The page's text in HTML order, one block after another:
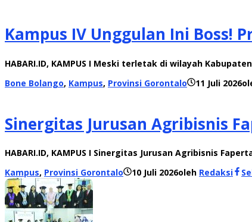
Kampus IV Unggulan Ini Boss!
HABARI.ID, KAMPUS I Meski terletak di wilayah
Bone Bolango, Kampus, Provinsi Gorontalo 11 Juli 2026
Sinergitas Jurusan Agribisnis
HABARI.ID, KAMPUS I Sinergitas Jurusan Agribisnis
Kampus, Provinsi Gorontalo 10 Juli 2026oleh Redaksi